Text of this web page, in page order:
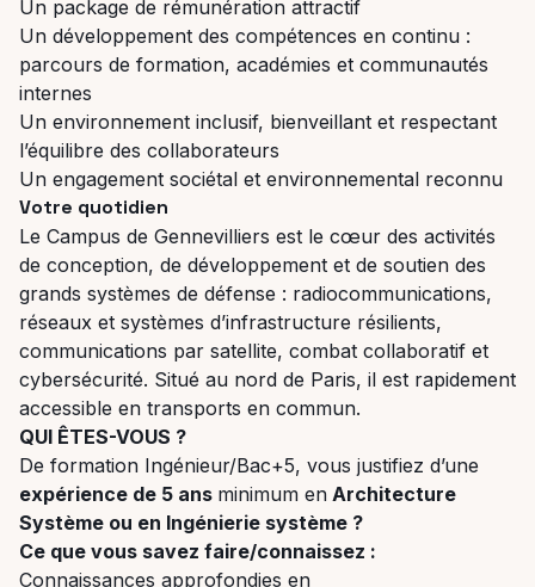
Un package de rémunération attractif
Un développement des compétences en continu :
parcours de formation, académies et communautés
internes
Un environnement inclusif, bienveillant et respectant
l’équilibre des collaborateurs
Un engagement sociétal et environnemental reconnu
Votre quotidien
Le Campus de Gennevilliers est le cœur des activités
de conception, de développement et de soutien des
grands systèmes de défense : radiocommunications,
réseaux et systèmes d’infrastructure résilients,
communications par satellite, combat collaboratif et
cybersécurité. Situé au nord de Paris, il est rapidement
accessible en transports en commun.
QUI ÊTES-VOUS ?
De formation Ingénieur/Bac+5, vous justifiez d’une
expérience de 5 ans minimum en Architecture
Système ou en Ingénierie système ?
Ce que vous savez faire/connaissez :
Connaissances approfondies en